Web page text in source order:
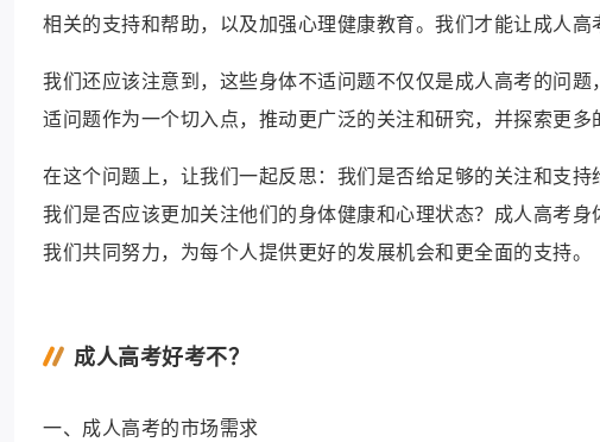
相关的支持和帮助，以及加强心理健康教育。我们才能让成人高
我们还应该注意到，这些身体不适问题不仅仅是成人高考的问
适问题作为一个切入点，推动更广泛的关注和研究，并探索更多
在这个问题上，让我们一起反思：我们是否给足够的关注和支
我们是否应该更加关注他们的身体健康和心理状态？成人高考
我们共同努力，为每个人提供更好的发展机会和更全面的支持。
成人高考好考不？
一、成人高考的市场需求